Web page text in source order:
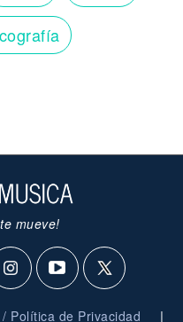
mueve!
Política de Privacidad |